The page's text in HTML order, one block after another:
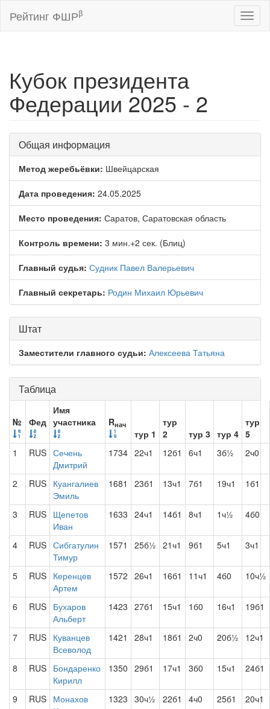
Рейтинг ФШРβ
Кубок президента
Федерации 2025 - 2
Общая информация
Метод жеребьёвки: Швейцарская
Дата проведения: 24.05.2025
Место проведения: Саратов, Саратовская область
Контроль времени: 3 мин.+2 сек. (Блиц)
Главный судья: Судник Павел Валерьевич
Главный секретарь: Родин Михаил Юрьевич
Штат
Заместители главного судьи: Алексеева Татьяна
Таблица
№ Фед
Имя
участника
Rнач
тур 1
тур
2
тур 3 тур 4
тур
5
1
RUS Сечень
Дмитрий
1734 22ч1 12б1 6ч1 3б½ 2ч0
2 RUS Куангалиев
Эмиль
1681 23б1 13ч1 7б1 19ч1 1б1
3 RUS Щепетов
Иван
1633 24ч1 14б1 8ч1 1ч½ 4б0
4 RUS Сибгатулин
Тимур
1571 25б½ 21ч1 9б1 5ч1 3ч1
5 RUS Керенцев
Артем
1572 26ч1 16б1 11ч1 4б0 10ч½
6 RUS Бухаров
Альберт
1423 27б1 15ч1 1б0 16ч1 19б1
7 RUS Куванцев
Всеволод
1421 28ч1 18б1 2ч0 20б½ 12ч1
8 RUS Бондаренко
Кирилл
1350 29б1 17ч1 3б0 15ч1 24б1
9 RUS Монахов
1323 30ч½ 22б1 4ч0 25б1 20ч1